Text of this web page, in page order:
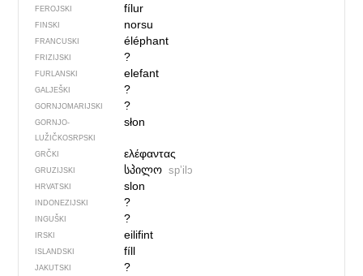
FEROJSKI fílur
FINSKI norsu
FRANCUSKI éléphant
FRIZIJSKI ?
FURLANSKI elefant
GALJEŠKI ?
GORNJOMARIJSKI ?
GORNJO­
LUŽIČKOSRPSKI
słon
GRČKI ελέφαντας
GRUZIJSKI სპილო spʼilɔ
HRVATSKI slon
INDONEZIJSKI ?
INGUŠKI ?
IRSKI eilifint
ISLANDSKI fíll
JAKUTSKI ?